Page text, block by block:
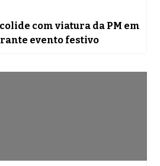
com viatura da PM em
evento festivo